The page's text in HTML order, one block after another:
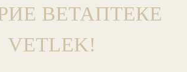
ВЕТАПТЕКЕ
VETLEK!